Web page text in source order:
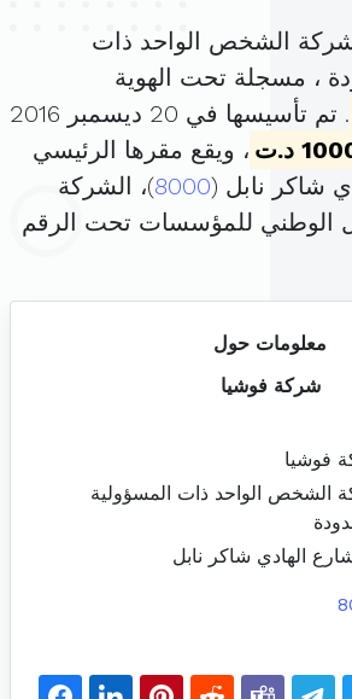
الشخص الواحد ذات
، مسجلة تحت الهوية
. تم تأسيسها في 20 ديسمبر 2016
د.ت
، ويقع مقرها الرئيسي
8000)، الشركة
للمؤسسات تحت الرقم
معلومات حول
شركة فوشيا
فوشيا
الشخص الواحد ذات المسؤولية